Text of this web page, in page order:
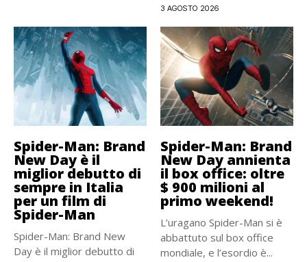
3 AGOSTO 2026
Spider-Man: Brand
New Day è il
miglior debutto di
sempre in Italia
per un film di
Spider-Man
Spider-Man: Brand New
Day è il miglior debutto di
Spider-Man: Brand
New Day annienta
il box office: oltre
$ 900 milioni al
primo weekend!
L’uragano Spider-Man si è
abbattuto sul box office
mondiale, e l’esordio è...